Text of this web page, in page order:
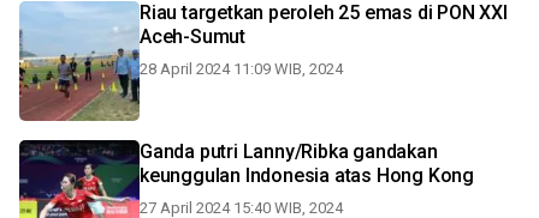
Riau targetkan peroleh 25 emas di PON XXI
Aceh-Sumut
28 April 2024 11:09 WIB, 2024
Ganda putri Lanny/Ribka gandakan
keunggulan Indonesia atas Hong Kong
27 April 2024 15:40 WIB, 2024